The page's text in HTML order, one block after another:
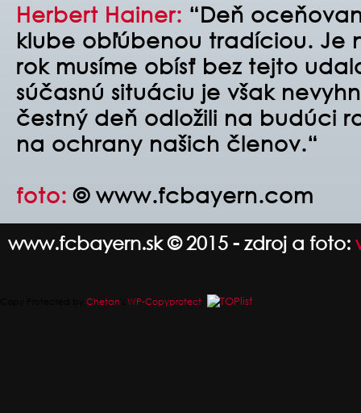
Herbert Hainer: “Deň
klube obľúbenou tradíciou. Je
rok musíme obísť bez tejto
súčasnú situáciu je však
čestný deň odložili na budúci
na ochrany našich členov.“
foto: © www.fcbayern.com
www.fcbayern.sk © 2015 - zdroj a foto:
Chetan WP-Copyprotect